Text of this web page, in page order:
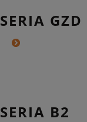
SERIA GZD
SERIA B2